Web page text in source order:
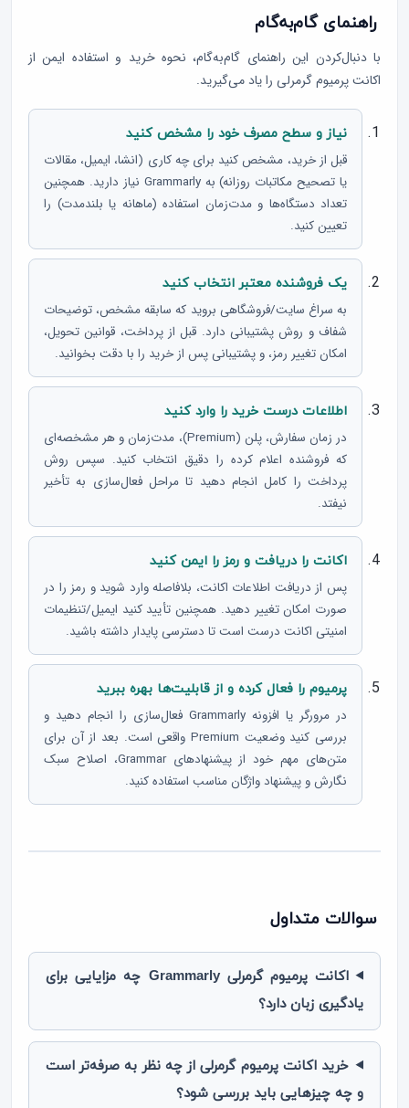
راهنمای گام‌به‌گام
با دنبال‌کردن این راهنمای گام‌به‌گام، نحوه خرید و استفاده ایمن از
اکانت پرمیوم گرمرلی را یاد می‌گیرید.
نیاز و سطح مصرف خود را مشخص کنید
قبل از خرید، مشخص کنید برای چه کاری (انشا، ایمیل، مقالات
یا تصحیح مکاتبات روزانه) به Grammarly نیاز دارید. همچنین
تعداد دستگاه‌ها و مدت‌زمان استفاده (ماهانه یا بلندمدت) را
تعیین کنید.
یک فروشنده معتبر انتخاب کنید
به سراغ سایت/فروشگاهی بروید که سابقه مشخص، توضیحات
شفاف و روش پشتیبانی دارد. قبل از پرداخت، قوانین تحویل،
امکان تغییر رمز، و پشتیبانی پس از خرید را با دقت بخوانید.
اطلاعات درست خرید را وارد کنید
در زمان سفارش، پلن (Premium)، مدت‌زمان و هر مشخصه‌ای
که فروشنده اعلام کرده را دقیق انتخاب کنید. سپس روش
پرداخت را کامل انجام دهید تا مراحل فعال‌سازی به تأخیر
نیفتد.
اکانت را دریافت و رمز را ایمن کنید
پس از دریافت اطلاعات اکانت، بلافاصله وارد شوید و رمز را در
صورت امکان تغییر دهید. همچنین تأیید کنید ایمیل/تنظیمات
امنیتی اکانت درست است تا دسترسی پایدار داشته باشید.
پرمیوم را فعال کرده و از قابلیت‌ها بهره ببرید
در مرورگر یا افزونه Grammarly فعال‌سازی را انجام دهید و
بررسی کنید وضعیت Premium واقعی است. بعد از آن برای
متن‌های مهم خود از پیشنهادهای Grammar، اصلاح سبک
نگارش و پیشنهاد واژگان مناسب استفاده کنید.
سوالات متداول
اکانت پرمیوم گرمرلی Grammarly چه مزایایی برای
یادگیری زبان دارد؟
خرید اکانت پرمیوم گرمرلی از چه نظر به صرفه‌تر است
و چه چیزهایی باید بررسی شود؟